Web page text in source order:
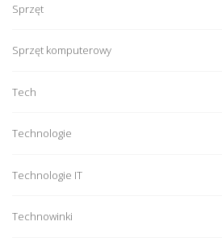
Sprzęt
Sprzęt komputerowy
Tech
Technologie
Technologie IT
Technowinki